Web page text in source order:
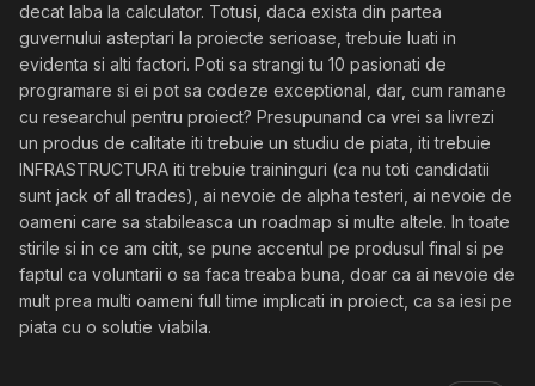
decat laba la calculator. Totusi, daca exista din partea
guvernului asteptari la proiecte serioase, trebuie luati in
evidenta si alti factori. Poti sa strangi tu 10 pasionati de
programare si ei pot sa codeze exceptional, dar, cum ramane
cu researchul pentru proiect? Presupunand ca vrei sa livrezi
un produs de calitate iti trebuie un studiu de piata, iti trebuie
INFRASTRUCTURA iti trebuie traininguri (ca nu toti candidatii
sunt jack of all trades), ai nevoie de alpha testeri, ai nevoie de
oameni care sa stabileasca un roadmap si multe altele. In toate
stirile si in ce am citit, se pune accentul pe produsul final si pe
faptul ca voluntarii o sa faca treaba buna, doar ca ai nevoie de
mult prea multi oameni full time implicati in proiect, ca sa iesi pe
piata cu o solutie viabila.